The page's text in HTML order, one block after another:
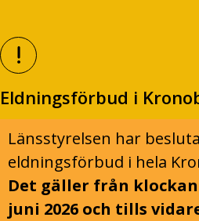
Eldningsförbud i
Länsstyrelsen har
eldningsförbud i hela
Det gäller från klockan
juni 2026 och tills